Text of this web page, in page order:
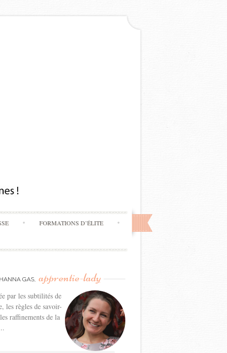
FORMATIONS D’ÉLITE
HANNA GAS, apprentie-lady
par les subtilités de
les règles de savoir-
raffinements de la